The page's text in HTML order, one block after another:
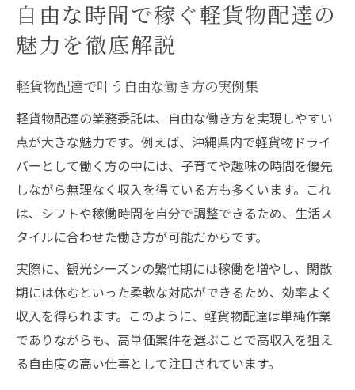
自由な時間で稼ぐ軽貨物配達の
魅力を徹底解説
軽貨物配達で叶う自由な働き方の実例集
軽貨物配達の業務委託は、自由な働き方を実現しやすい
点が大きな魅力です。例えば、沖縄県内で軽貨物ドライ
バーとして働く方の中には、子育てや趣味の時間を優先
しながら無理なく収入を得ている方も多くいます。これ
は、シフトや稼働時間を自分で調整できるため、生活ス
タイルに合わせた働き方が可能だからです。
実際に、観光シーズンの繁忙期には稼働を増やし、閑散
期には休むといった柔軟な対応ができるため、効率よく
収入を得られます。このように、軽貨物配達は単純作業
でありながらも、高単価案件を選ぶことで高収入を狙え
る自由度の高い仕事として注目されています。